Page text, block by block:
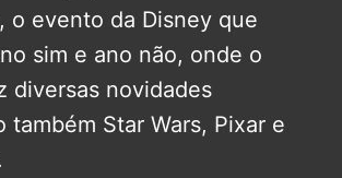
, o evento da Disney que
sim e ano não, onde o
diversas novidades
também Star Wars, Pixar e